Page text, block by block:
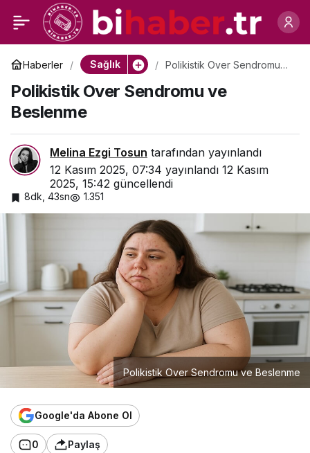
Haberler Sağlık
Polikistik Over Sendromu
Polikistik Over Sendromu ve
Beslenme
Melina Ezgi Tosun tarafından yayınlandı
12 Kasım 2025, 07:34 yayınlandı 12 Kasım
2025, 15:42 güncellendi
8dk, 43sn 1.351
Polikistik Over Sendromu ve Beslenme
Google'da Abone Ol
0 Paylaş
Tiroid Hastalıklarında
Beslenme
0 Paylaş